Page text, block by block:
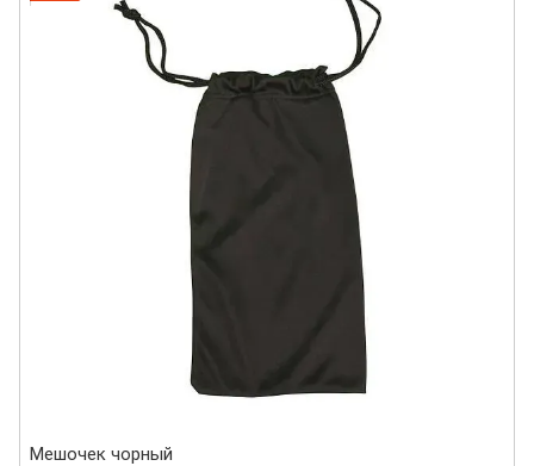
Мешочек чорный